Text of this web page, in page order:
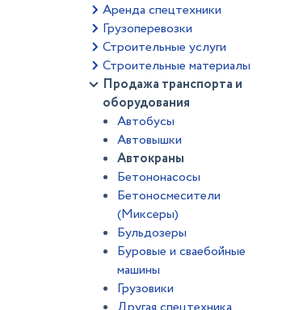
Аренда спецтехники
Грузоперевозки
Строительные услуги
Строительные материалы
Продажа транспорта и
оборудования
Автобусы
Автовышки
Автокраны
Бетононасосы
Бетоносмесители
(Миксеры)
Бульдозеры
Буровые и сваебойные
машины
Грузовики